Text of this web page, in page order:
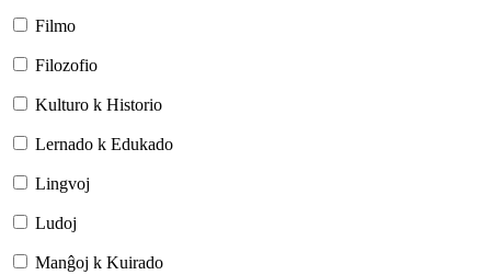
Filmo
Filozofio
Kulturo k Historio
Lernado k Edukado
Lingvoj
Ludoj
Manĝoj k Kuirado